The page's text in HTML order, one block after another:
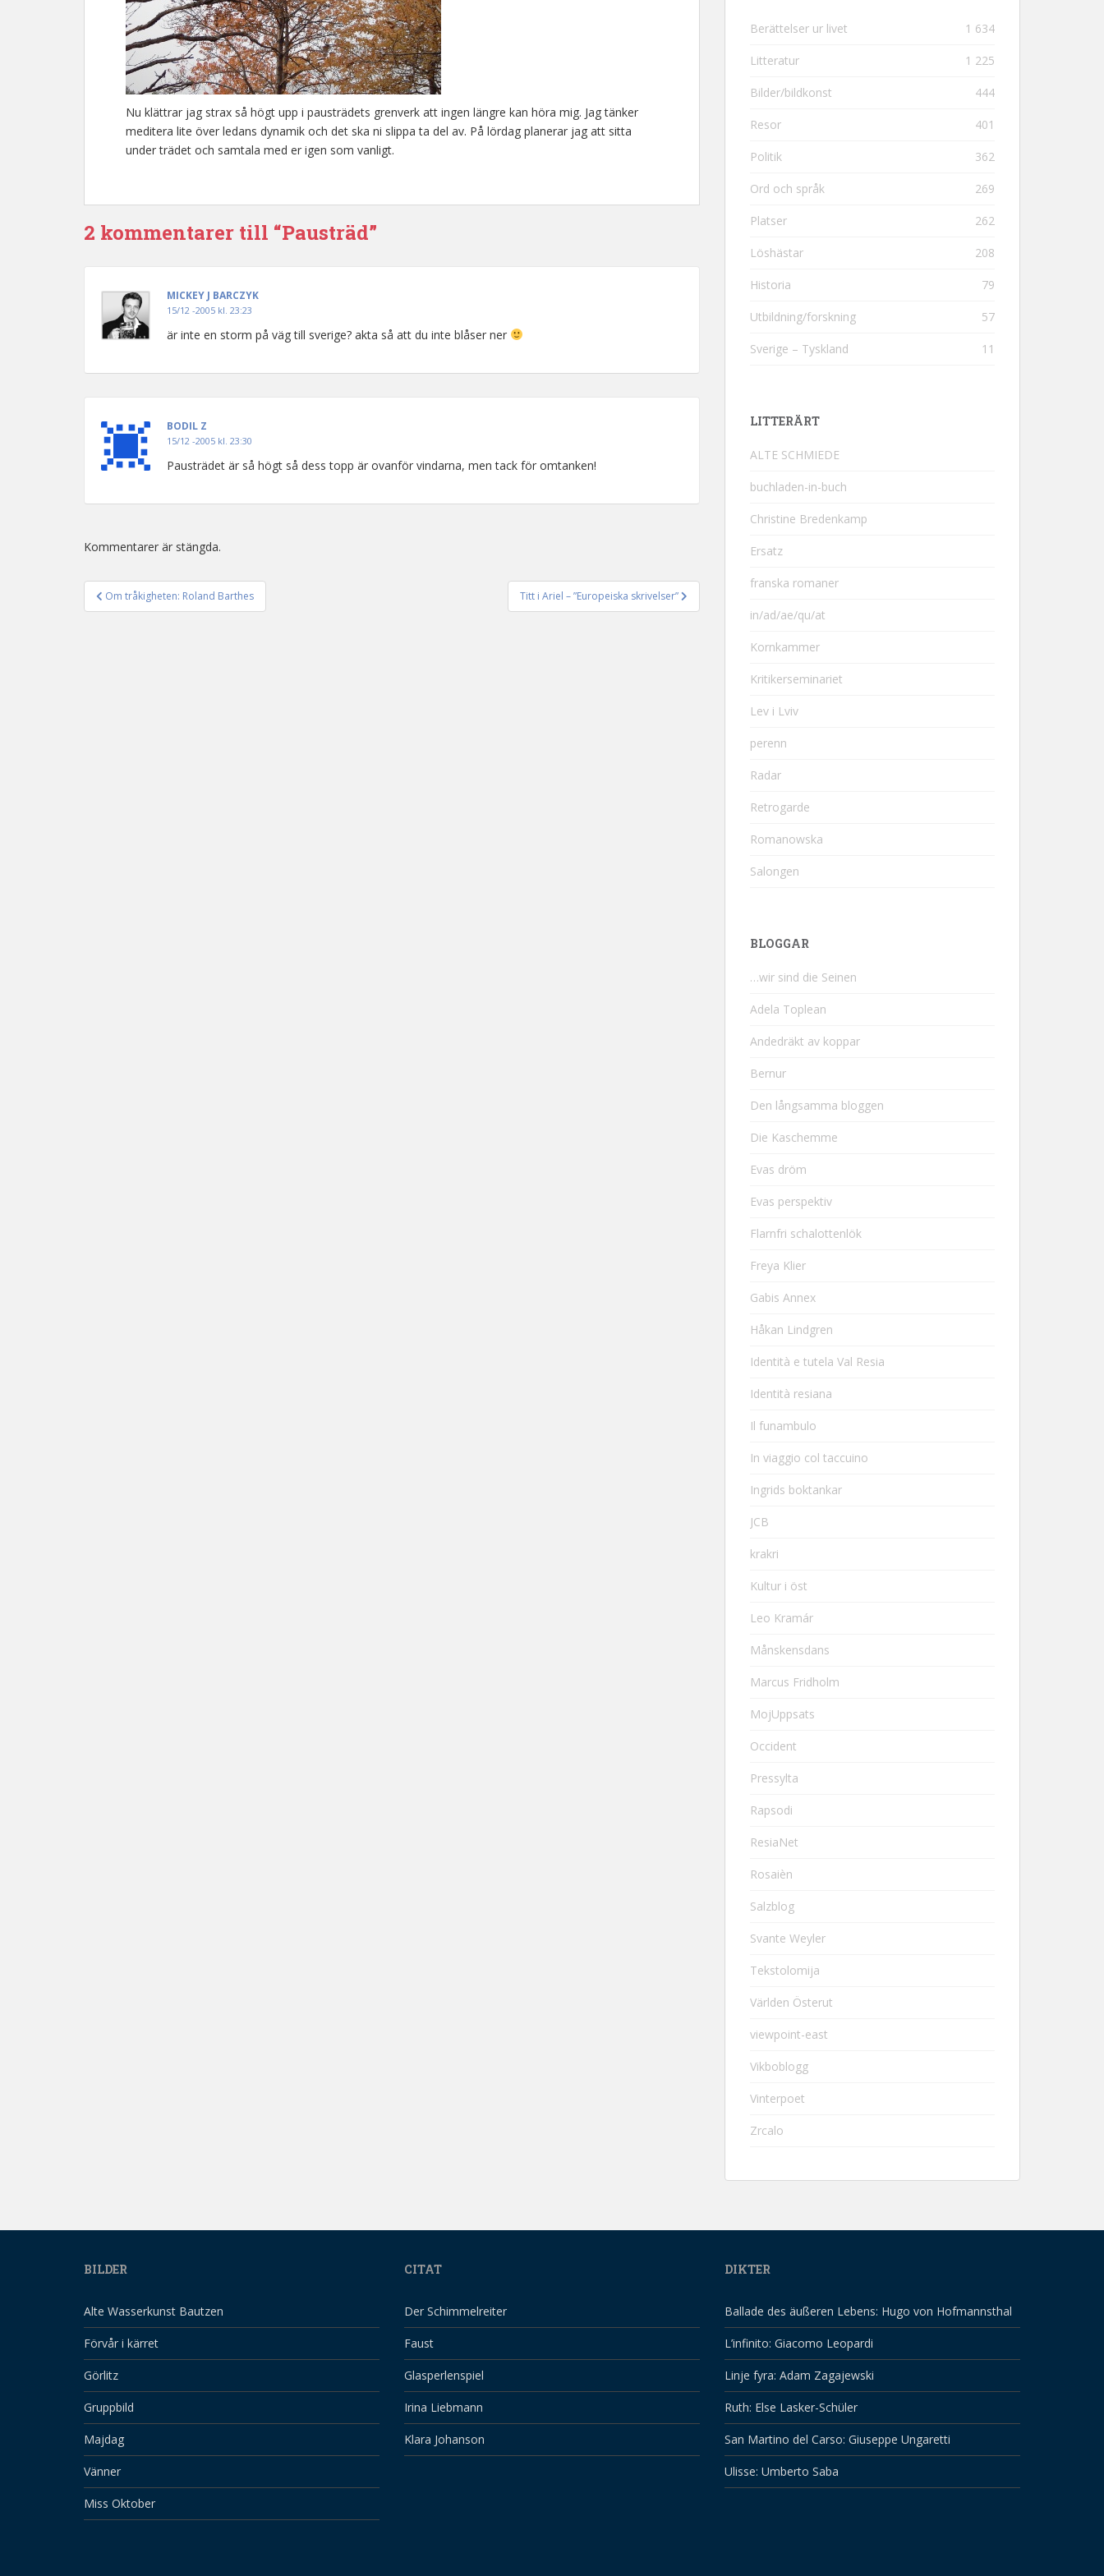
Nu klättrar jag strax så högt upp i pausträdets grenverk att ingen längre kan höra mig. Jag tänker
meditera lite över ledans dynamik och det ska ni slippa ta del av. På lördag planerar jag att sitta
under trädet och samtala med er igen som vanligt.
2 kommentarer till “Pausträd”
MICKEY J BARCZYK
15/12 -2005 kl. 23:23
är inte en storm på väg till sverige? akta så att du inte blåser ner
BODIL Z
15/12 -2005 kl. 23:30
Pausträdet är så högt så dess topp är ovanför vindarna, men tack för omtanken!
Kommentarer är stängda.
Inläggsnavigering
Om tråkigheten: Roland Barthes Titt i Ariel – ”Europeiska skrivelser”
Berättelser ur livet 1 634
Litteratur 1 225
Bilder/bildkonst 444
Resor 401
Politik 362
Ord och språk 269
Platser 262
Löshästar 208
Historia 79
Utbildning/forskning 57
Sverige – Tyskland 11
LITTERÄRT
ALTE SCHMIEDE
buchladen-in-buch
Christine Bredenkamp
Ersatz
franska romaner
in/ad/ae/qu/at
Kornkammer
Kritikerseminariet
Lev i Lviv
perenn
Radar
Retrogarde
Romanowska
Salongen
BLOGGAR
…wir sind die Seinen
Adela Toplean
Andedräkt av koppar
Bernur
Den långsamma bloggen
Die Kaschemme
Evas dröm
Evas perspektiv
Flarnfri schalottenlök
Freya Klier
Gabis Annex
Håkan Lindgren
Identità e tutela Val Resia
Identità resiana
Il funambulo
In viaggio col taccuino
Ingrids boktankar
JCB
krakri
Kultur i öst
Leo Kramár
Månskensdans
Marcus Fridholm
MojUppsats
Occident
Pressylta
Rapsodi
ResiaNet
Rosaièn
Salzblog
Svante Weyler
Tekstolomija
Världen Österut
viewpoint-east
Vikboblogg
Vinterpoet
Zrcalo
BILDER
Alte Wasserkunst Bautzen
Förvår i kärret
Görlitz
Gruppbild
Majdag
Vänner
Miss Oktober
CITAT
Der Schimmelreiter
Faust
Glasperlenspiel
Irina Liebmann
Klara Johanson
DIKTER
Ballade des äußeren Lebens: Hugo von Hofmannsthal
L’infinito: Giacomo Leopardi
Linje fyra: Adam Zagajewski
Ruth: Else Lasker-Schüler
San Martino del Carso: Giuseppe Ungaretti
Ulisse: Umberto Saba